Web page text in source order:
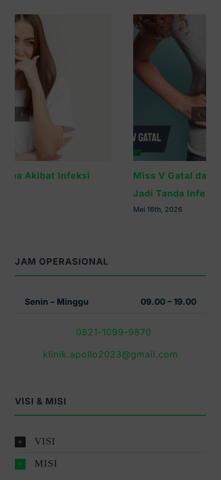
Miss V Gatal dan Bau Tidak Sedap? Bisa
JAM OPERASIONAL
Senin – Minggu 09.00 – 19.00
0821-1099-9870
klinik.apollo2023@gmail.com
VISI & MISI
VISI
MISI